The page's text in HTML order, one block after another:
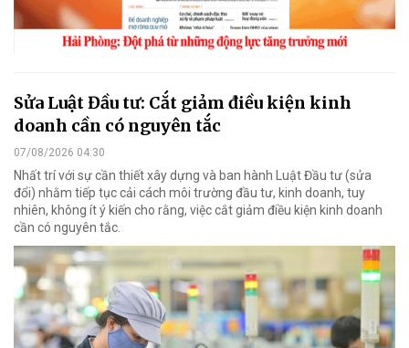
Sửa Luật Đầu tư: Cắt giảm điều kiện kinh
doanh cần có nguyên tắc
07/08/2026 04:30
Nhất trí với sự cần thiết xây dựng và ban hành Luật Đầu tư (sửa
đổi) nhằm tiếp tục cải cách môi trường đầu tư, kinh doanh, tuy
nhiên, không ít ý kiến cho rằng, việc cắt giảm điều kiện kinh doanh
cần có nguyên tắc.